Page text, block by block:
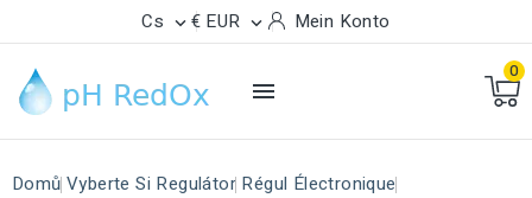
Cs  € EUR  Mein Konto

0
Domů Vyberte Si Regulátor Régul Électronique